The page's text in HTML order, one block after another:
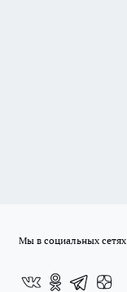
Мы в социальных сетях